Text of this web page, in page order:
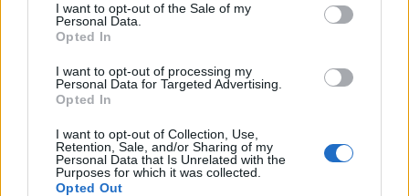
I want to opt-out of the Sale of my
Personal Data.
Opted In
I want to opt-out of processing my
Personal Data for Targeted Advertising.
Opted In
I want to opt-out of Collection, Use,
Retention, Sale, and/or Sharing of my
Personal Data that Is Unrelated with the
Purposes for which it was collected.
Opted Out
Elárasztják az alsósófalvi rétet a
parajdi sóbánya megmentése
érdekében – videóval